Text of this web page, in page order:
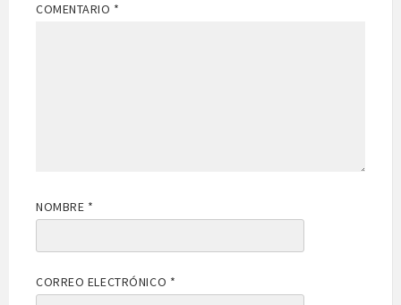
COMENTARIO *
NOMBRE *
CORREO ELECTRÓNICO *